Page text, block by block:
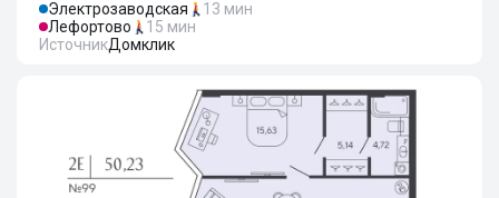
Электрозаводская
13 мин
Лефортово
15 мин
ИсточникДомклик